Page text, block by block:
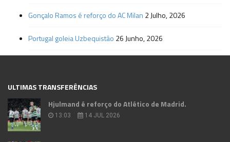
Gonçalo Ramos é reforço do AC Milan 2 Julho, 2026
Portugal goleia Uzbequistão 26 Junho, 2026
ULTIMAS TRANSFERÊNCIAS
Hjulmand é reforço do Atlético de Madrid.
13:03 14 JUL 2026